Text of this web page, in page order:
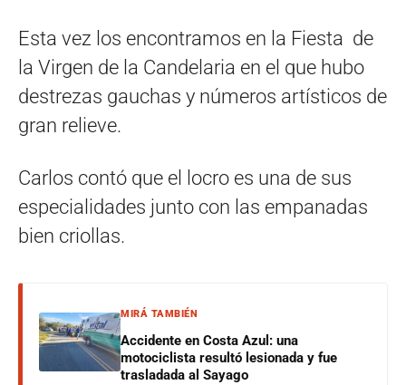
Esta vez los encontramos en la Fiesta de
la Virgen de la Candelaria en el que hubo
destrezas gauchas y números artísticos de
gran relieve.
Carlos contó que el locro es una de sus
especialidades junto con las empanadas
bien criollas.
MIRÁ TAMBIÉN
Accidente en Costa Azul: una
motociclista resultó lesionada y fue
trasladada al Sayago